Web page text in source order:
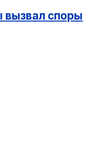
вызвал споры